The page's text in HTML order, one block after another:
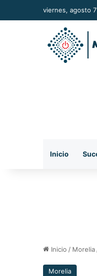
viernes, agosto
Inicio
Inicio / Morelia
Morelia